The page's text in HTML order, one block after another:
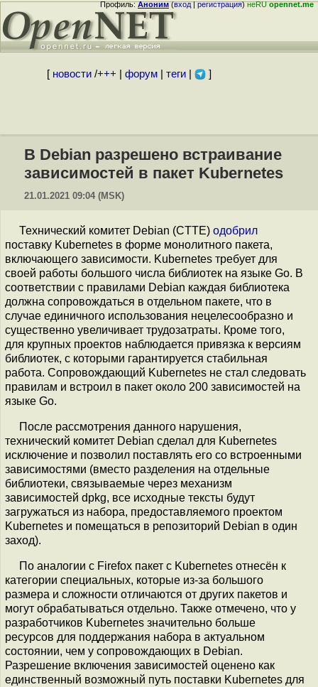
Профиль:Аноним(вход|регистрация)неRUopennet.me
[ новости/+++ форум| теги| ]
В Debian разрешено встраивание
зависимостей в пакет Kubernetes
21.01.2021 09:04 (MSK)
Технический комитет Debian (CTTE) одобрил
поставку Kubernetes в форме монолитного пакета,
включающего зависимости. Kubernetes требует для
своей работы большого числа библиотек на языке Go. В
соответствии с правилами Debian каждая библиотека
должна сопровождаться в отдельном пакете, что в
случае единичного использования нецелесообразно и
существенно увеличивает трудозатраты. Кроме того,
для крупных проектов наблюдается привязка к версиям
библиотек, с которыми гарантируется стабильная
работа. Сопровождающий Kubernetes не стал следовать
правилам и встроил в пакет около 200 зависимостей на
языке Go.
После рассмотрения данного нарушения,
технический комитет Debian сделал для Kubernetes
исключение и позволил поставлять его со встроенными
зависимостями (вместо разделения на отдельные
библиотеки, связываемые через механизм
зависимостей dpkg, все исходные тексты будут
загружаться из набора, предоставляемого проектом
Kubernetes и помещаться в репозиторий Debian в один
заход).
По аналогии с Firefox пакет с Kubernetes отнесён к
категории специальных, которые из-за большого
размера и сложности отличаются от других пакетов и
могут обрабатываться отдельно. Также отмечено, что у
разработчиков Kubernetes значительно больше
ресурсов для поддержания набора в актуальном
состоянии, чем у сопровождающих в Debian.
Разрешение включения зависимостей оценено как
единственный возможный путь поставки Kubernetes для